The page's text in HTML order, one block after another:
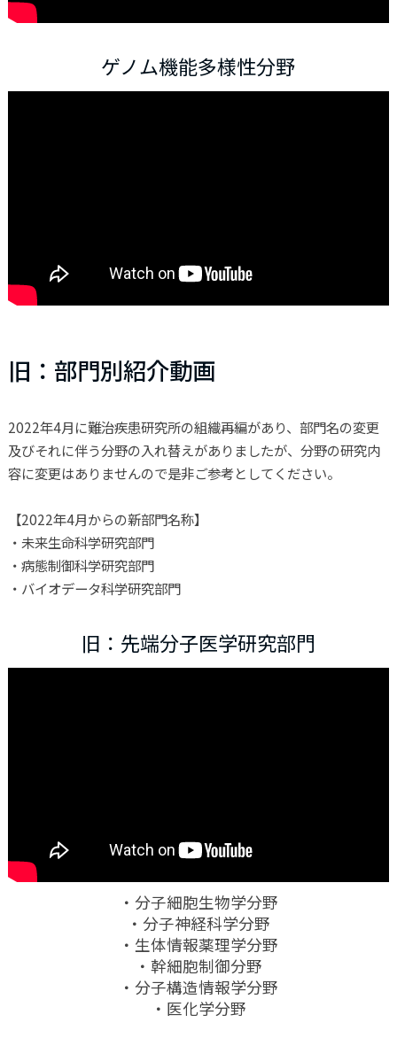
ゲノム機能多様性分野
旧：部門別紹介動画
2022年4月に難治疾患研究所の組織再編があり、部門名の変更
及びそれに伴う分野の入れ替えがありましたが、分野の研究内
容に変更はありませんので是非ご参考としてください。
【2022年4月からの新部門名称】
・未来生命科学研究部門
・病態制御科学研究部門
・バイオデータ科学研究部門
旧：先端分子医学研究部門
・分子細胞生物学分野
・分子神経科学分野
・生体情報薬理学分野
・幹細胞制御分野
・分子構造情報学分野
・医化学分野